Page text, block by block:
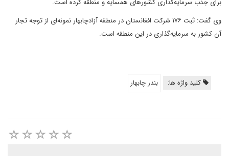
برای جذب سرمایه‌گذاری کشورهای همسایه و منطقه کرده است.
وی گفت: ثبت ۱۷۶ شرکت افغانستان در منطقه آزادچابهار نمونه‌ای از توجه تجار
آن کشور به سرمایه‌گذاری در این منطقه است.
کلید واژه ها: بندر چابهار